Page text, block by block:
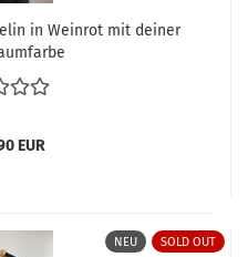
in Weinrot mit deiner
EUR
NEU SOLD OUT